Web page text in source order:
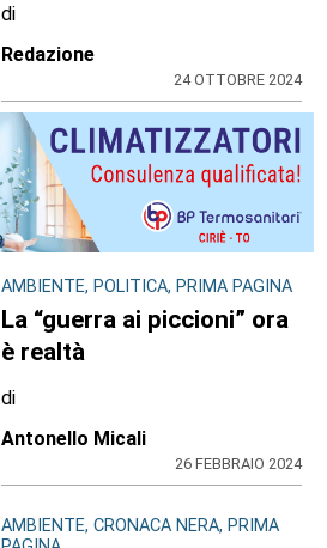
di
Redazione
24 OTTOBRE 2024
AMBIENTE, POLITICA, PRIMA PAGINA
La “guerra ai piccioni” ora
è realtà
di
Antonello Micali
26 FEBBRAIO 2024
AMBIENTE, CRONACA NERA, PRIMA